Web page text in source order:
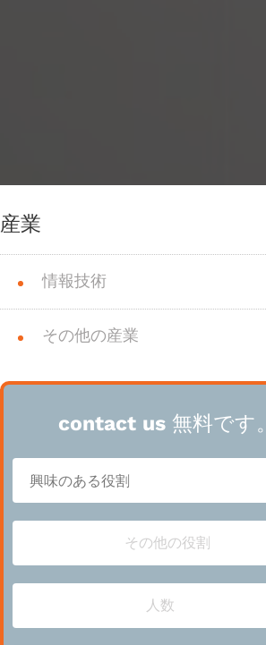
産業
情報技術
その他の産業
contact us 無料です。